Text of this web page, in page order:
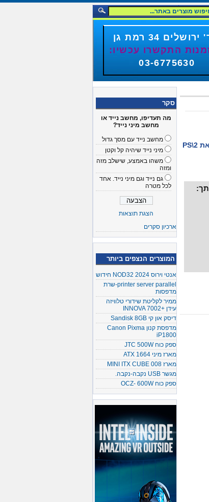
34 רמת גן
התקשרו עכשיו:
03-6775630
סקר
מה תעדיפו, מחשב נייד או
מחשב מיני נייד?
מחשב נייד עם מסך גדול
מיני נייד שיהיה קל וקטן
משהו באמצע, שישלב מזה
ומזה
גם נייד וגם מיני נייד. אחד
לכל מטרה
הצגת תוצאות
ארכיון סקרים
המוצרים הנצפים ביותר
אנטי וירוס NOD32 2024 חידוש
printer server parallel-שרת
מדפסות
ממיר לקליטת שידורי טלוויזה
עידן +INNOVA 7002
דיסק און קי Sandisk 8GB
מדפסת קנון Canon Pixma
iP1800
ספק כוח JTC 500W
מארז מיני ATX 1664
מארז MINI ITX CUBE 008
מגשר USB נקבה-נקבה.
ספק כוח OCZ- 600W
כבל מאריך לעכבר או מקלדת עם יציאת PS\2